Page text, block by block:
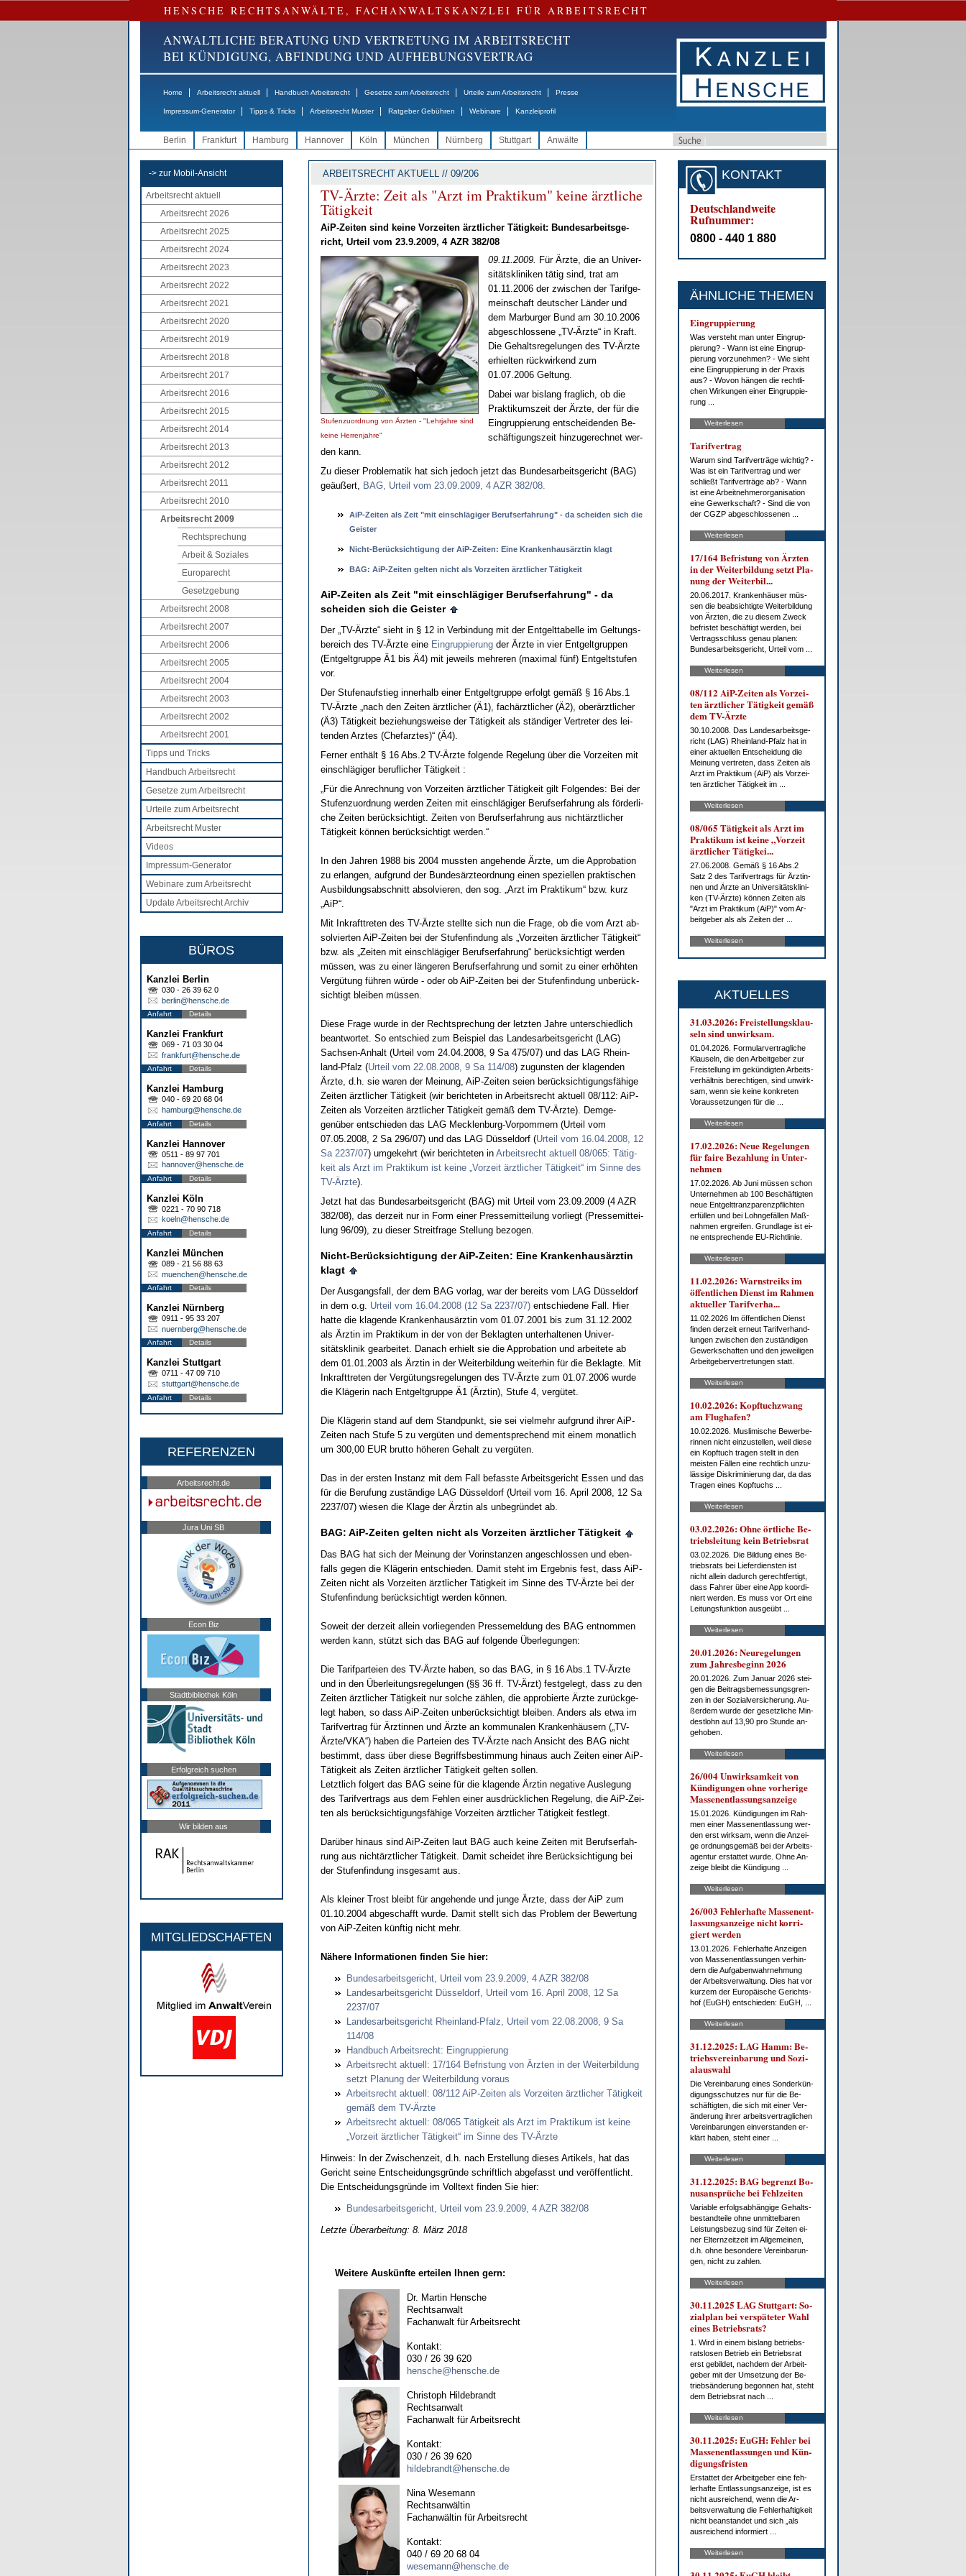
HENSCHE RECHTSANWÄLTE, FACHANWALTSKANZLEI FÜR ARBEITSRECHT
ANWALTLICHE BERATUNG UND VERTRETUNG IM ARBEITSRECHT
BEI KÜNDIGUNG, ABFINDUNG UND AUFHEBUNGSVERTRAG
Home Arbeitsrecht aktuell Handbuch Arbeitsrecht Gesetze zum Arbeitsrecht Urteile zum Arbeitsrecht Presse
Impressum-Generator Tipps & Tricks Arbeitsrecht Muster Ratgeber Gebühren Webinare Kanzleiprofil
Berlin Frankfurt Hamburg Hannover Köln München Nürnberg Stuttgart Anwälte
-> zur Mobil-Ansicht
Arbeitsrecht aktuell
Arbeitsrecht 2026
Arbeitsrecht 2025
Arbeitsrecht 2024
Arbeitsrecht 2023
Arbeitsrecht 2022
Arbeitsrecht 2021
Arbeitsrecht 2020
Arbeitsrecht 2019
Arbeitsrecht 2018
Arbeitsrecht 2017
Arbeitsrecht 2016
Arbeitsrecht 2015
Arbeitsrecht 2014
Arbeitsrecht 2013
Arbeitsrecht 2012
Arbeitsrecht 2011
Arbeitsrecht 2010
Arbeitsrecht 2009
Rechtsprechung
Arbeit & Soziales
Europarecht
Gesetzgebung
Arbeitsrecht 2008
Arbeitsrecht 2007
Arbeitsrecht 2006
Arbeitsrecht 2005
Arbeitsrecht 2004
Arbeitsrecht 2003
Arbeitsrecht 2002
Arbeitsrecht 2001
Tipps und Tricks
Handbuch Arbeitsrecht
Gesetze zum Arbeitsrecht
Urteile zum Arbeitsrecht
Arbeitsrecht Muster
Videos
Impressum-Generator
Webinare zum Arbeitsrecht
Update Arbeitsrecht Archiv
BÜROS
Kanzlei Berlin
030 - 26 39 62 0
berlin@hensche.de
Anfahrt Details
Kanzlei Frankfurt
069 - 71 03 30 04
frankfurt@hensche.de
Anfahrt Details
Kanzlei Hamburg
040 - 69 20 68 04
hamburg@hensche.de
Anfahrt Details
Kanzlei Hannover
0511 - 89 97 701
hannover@hensche.de
Anfahrt Details
Kanzlei Köln
0221 - 70 90 718
koeln@hensche.de
Anfahrt Details
Kanzlei München
089 - 21 56 88 63
muenchen@hensche.de
Anfahrt Details
Kanzlei Nürnberg
0911 - 95 33 207
nuernberg@hensche.de
Anfahrt Details
Kanzlei Stuttgart
0711 - 47 09 710
stuttgart@hensche.de
Anfahrt Details
REFERENZEN
Arbeitsrecht.de
Jura Uni SB
Econ Biz
Stadtbibliothek Köln
Erfolgreich suchen
Wir bilden aus
MITGLIEDSCHAFTEN
ARBEITSRECHT AKTUELL // 09/206
TV-Ärz­te: Zeit als "Arzt im Prak­ti­kum" kei­ne ärzt­li­che
Tä­tig­keit
AiP-Zei­ten sind kei­ne Vor­zei­ten ärzt­li­cher Tä­tig­keit: Bun­des­ar­beits­ge­
richt, Ur­teil vom 23.9.2009, 4 AZR 382/08
Stu­fen­zu­ord­nung von Ärz­ten - "Lehr­jah­re sind
kei­ne Her­ren­jah­re"
09.11.2009. Für Ärz­te, die an Uni­ver­
si­täts­kli­ni­ken tä­tig sind, trat am
01.11.2006 der zwi­schen der Ta­rif­ge­
mein­schaft deut­scher Län­der und
dem Mar­bur­ger Bund am 30.10.2006
ab­ge­schlos­se­ne „TV-Ärz­te“ in Kraft.
Die Ge­halts­re­ge­lun­gen des TV-Ärz­te
er­hiel­ten rück­wir­kend zum
01.07.2006 Gel­tung.
Da­bei war bis­lang frag­lich, ob die
Prak­ti­kums­zeit der Ärz­te, der für die
Ein­grup­pie­rung ent­schei­den­den Be­
schäf­ti­gungs­zeit hin­zu­ge­rech­net wer­
den kann.
Zu die­ser Pro­ble­ma­tik hat sich je­doch jetzt das Bun­des­ar­beits­ge­richt (BAG)
ge­äu­ßert, BAG, Ur­teil vom 23.09.2009, 4 AZR 382/08.
AiP-Zei­ten als Zeit "mit ein­schlägi­ger Be­rufs­er­fah­rung" - da schei­den sich die
Geis­ter
Nicht-Berück­sich­ti­gung der AiP-Zei­ten: Ei­ne Kran­ken­hausärz­tin klagt
BAG: AiP-Zei­ten gel­ten nicht als Vor­zei­ten ärzt­li­cher Tätig­keit
AiP-Zei­ten als Zeit "mit ein­schlägi­ger Be­rufs­er­fah­rung" - da
schei­den sich die Geis­ter
Der „TV-Ärz­te“ sieht in § 12 in Ver­bin­dung mit der Ent­gelt­ta­bel­le im Gel­tungs­
be­reich des TV-Ärz­te ei­ne Ein­grup­pie­rungder Ärz­te in vier Ent­gelt­grup­pen
(Ent­gelt­grup­pe Ä1 bis Ä4) mit je­weils meh­re­ren (ma­xi­mal fünf) Ent­gelt­stu­fen
vor.
Der Stu­fen­auf­stieg in­ner­halb ei­ner Ent­gelt­grup­pe er­folgt gemäß § 16 Abs.1
TV-Ärz­te „nach den Zei­ten ärzt­li­cher (Ä1), fachärzt­li­cher (Ä2), oberärzt­li­cher
(Ä3) Tätig­keit be­zie­hungs­wei­se der Tätig­keit als ständi­ger Ver­tre­ter des lei­
ten­den Arz­tes (Chef­arz­tes)“ (Ä4).
Fer­ner enthält § 16 Abs.2 TV-Ärz­te fol­gen­de Re­ge­lung über die Vor­zei­ten mit
ein­schlägi­ger be­ruf­li­cher Tätig­keit :
„Für die An­rech­nung von Vor­zei­ten ärzt­li­cher Tätig­keit gilt Fol­gen­des: Bei der
Stu­fen­zu­ord­nung wer­den Zei­ten mit ein­schlägi­ger Be­rufs­er­fah­rung als förder­li­
che Zei­ten berück­sich­tigt. Zei­ten von Be­rufs­er­fah­rung aus nichtärzt­li­cher
Tätig­keit können berück­sich­tigt wer­den.“
In den Jah­ren 1988 bis 2004 muss­ten an­ge­hen­de Ärz­te, um die Ap­pro­ba­ti­on
zu er­lan­gen, auf­grund der Bun­desärz­te­ord­nung ei­nen spe­zi­el­len prak­ti­schen
Aus­bil­dungs­ab­schnitt ab­sol­vie­ren, den sog. „Arzt im Prak­ti­kum“ bzw. kurz
„AiP“.
Mit In­kraft­tre­ten des TV-Ärz­te stell­te sich nun die Fra­ge, ob die vom Arzt ab­
sol­vier­ten AiP-Zei­ten bei der Stu­fen­fin­dung als „Vor­zei­ten ärzt­li­cher Tätig­keit“
bzw. als „Zei­ten mit ein­schlägi­ger Be­rufs­er­fah­rung“ berück­sich­tigt wer­den
müssen, was zu ei­ner länge­ren Be­rufs­er­fah­rung und so­mit zu ei­ner erhöhten
Vergütung führen würde - oder ob AiP-Zei­ten bei der Stu­fen­fin­dung un­berück­
sich­tigt blei­ben müssen.
Die­se Fra­ge wur­de in der Recht­spre­chung der letz­ten Jah­re un­ter­schied­lich
be­ant­wor­tet. So ent­schied zum Bei­spiel das Lan­des­ar­beits­ge­richt (LAG)
Sach­sen-An­halt (Ur­teil vom 24.04.2008, 9 Sa 475/07) und das LAG Rhein­
land-Pfalz (Ur­teil vom 22.08.2008, 9 Sa 114/08) zu­guns­ten der kla­gen­den
Ärz­te, d.h. sie wa­ren der Mei­nung, AiP-Zei­ten sei­en berück­sich­ti­gungsfähi­ge
Zei­ten ärzt­li­cher Tätig­keit (wir be­rich­te­ten in Ar­beits­recht ak­tu­ell 08/112: AiP-
Zei­ten als Vor­zei­ten ärzt­li­cher Tätig­keit gemäß dem TV-Ärz­te). Dem­ge­
genüber ent­schie­den das LAG Meck­len­burg-Vor­pom­mern (Ur­teil vom
07.05.2008, 2 Sa 296/07) und das LAG Düssel­dorf (Ur­teil vom 16.04.2008, 12
Sa 2237/07) um­ge­kehrt (wir be­rich­te­ten in Ar­beits­recht ak­tu­ell 08/065: Tätig­
keit als Arzt im Prak­ti­kum ist kei­ne „Vor­zeit ärzt­li­cher Tätig­keit“ im Sin­ne des
TV-Ärz­te).
Jetzt hat das Bun­des­ar­beits­ge­richt (BAG) mit Ur­teil vom 23.09.2009 (4 AZR
382/08), das der­zeit nur in Form ei­ner Pres­se­mit­tei­lung vor­liegt (Pres­se­mit­tei­
lung 96/09), zu die­ser Streit­fra­ge Stel­lung be­zo­gen.
Nicht-Berück­sich­ti­gung der AiP-Zei­ten: Ei­ne Kran­ken­hausärz­tin
klagt
Der Aus­gangs­fall, der dem BAG vor­lag, war der be­reits vom LAG Düssel­dorf
in dem o.g. Ur­teil vom 16.04.2008 (12 Sa 2237/07)ent­schie­de­ne Fall. Hier
hat­te die kla­gen­de Kran­ken­hausärz­tin vom 01.07.2001 bis zum 31.12.2002
als Ärz­tin im Prak­ti­kum in der von der Be­klag­ten un­ter­hal­te­nen Uni­ver­
sitätskli­nik ge­ar­bei­tet. Da­nach er­hielt sie die Ap­pro­ba­ti­on und ar­bei­te­te ab
dem 01.01.2003 als Ärz­tin in der Wei­ter­bil­dung wei­ter­hin für die Be­klag­te. Mit
In­kraft­tre­ten der Vergütungs­re­ge­lun­gen des TV-Ärz­te zum 01.07.2006 wur­de
die Kläge­rin nach Ent­gelt­grup­pe Ä1 (Ärz­tin), Stu­fe 4, vergütet.
Die Kläge­rin stand auf dem Stand­punkt, sie sei viel­mehr auf­grund ih­rer AiP-
Zei­ten nach Stu­fe 5 zu vergüten und dem­ent­spre­chend mit ei­nem mo­nat­lich
um 300,00 EUR brut­to höhe­ren Ge­halt zu vergüten.
Das in der ers­ten In­stanz mit dem Fall be­fass­te Ar­beits­ge­richt Es­sen und das
für die Be­ru­fung zuständi­ge LAG Düssel­dorf (Ur­teil vom 16. April 2008, 12 Sa
2237/07) wie­sen die Kla­ge der Ärz­tin als un­be­gründet ab.
BAG: AiP-Zei­ten gel­ten nicht als Vor­zei­ten ärzt­li­cher Tätig­keit
Das BAG hat sich der Mei­nung der Vor­in­stan­zen an­ge­schlos­sen und eben­
falls ge­gen die Kläge­rin ent­schie­den. Da­mit steht im Er­geb­nis fest, dass AiP-
Zei­ten nicht als Vor­zei­ten ärzt­li­cher Tätig­keit im Sin­ne des TV-Ärz­te bei der
Stu­fen­fin­dung berück­sich­tigt wer­den können.
So­weit der der­zeit al­lein vor­lie­gen­den Pres­se­mel­dung des BAG ent­nom­men
wer­den kann, stützt sich das BAG auf fol­gen­de Über­le­gun­gen:
Die Ta­rif­par­tei­en des TV-Ärz­te ha­ben, so das BAG, in § 16 Abs.1 TV-Ärz­te
und in den Über­lei­tungs­re­ge­lun­gen (§§ 36 ff. TV-Ärzt) fest­ge­legt, dass zu den
Zei­ten ärzt­li­cher Tätig­keit nur sol­che zählen, die ap­pro­bier­te Ärz­te zurück­ge­
legt ha­ben, so dass AiP-Zei­ten un­berück­sich­tigt blei­ben. An­ders als et­wa im
Ta­rif­ver­trag für Ärz­tin­nen und Ärz­te an kom­mu­na­len Kran­kenhäusern („TV-
Ärz­te/VKA“) ha­ben die Par­tei­en des TV-Ärz­te nach An­sicht des BAG nicht
be­stimmt, dass über die­se Be­griffs­be­stim­mung hin­aus auch Zei­ten ei­ner AiP-
Tätig­keit als Zei­ten ärzt­li­cher Tätig­keit gel­ten sol­len.
Letzt­lich fol­gert das BAG sei­ne für die kla­gen­de Ärz­tin ne­ga­ti­ve Aus­le­gung
des Ta­rif­ver­trags aus dem Feh­len ei­ner aus­drück­li­chen Re­ge­lung, die AiP-Zei­
ten als berück­sich­ti­gungsfähi­ge Vor­zei­ten ärzt­li­cher Tätig­keit fest­legt.
Darüber hin­aus sind AiP-Zei­ten laut BAG auch kei­ne Zei­ten mit Be­rufs­er­fah­
rung aus nichtärzt­li­cher Tätig­keit. Da­mit schei­det ih­re Berück­sich­ti­gung bei
der Stu­fen­fin­dung ins­ge­samt aus.
Als klei­ner Trost bleibt für an­ge­hen­de und jun­ge Ärz­te, dass der AiP zum
01.10.2004 ab­ge­schafft wur­de. Da­mit stellt sich das Pro­blem der Be­wer­tung
von AiP-Zei­ten künf­tig nicht mehr.
Nähe­re In­for­ma­tio­nen fin­den Sie hier:
Bun­des­ar­beits­ge­richt, Ur­teil vom 23.9.2009, 4 AZR 382/08
Lan­des­ar­beits­ge­richt Düssel­dorf, Ur­teil vom 16. April 2008, 12 Sa
2237/07
Lan­des­ar­beits­ge­richt Rhein­land-Pfalz, Ur­teil vom 22.08.2008, 9 Sa
114/08
Hand­buch Ar­beits­recht: Ein­grup­pie­rung
Ar­beits­recht ak­tu­ell: 17/164 Be­fris­tung von Ärz­ten in der Wei­ter­bil­dung
setzt Pla­nung der Wei­ter­bil­dung vor­aus
Ar­beits­recht ak­tu­ell: 08/112 AiP-Zei­ten als Vor­zei­ten ärzt­li­cher Tätig­keit
gemäß dem TV-Ärz­te
Ar­beits­recht ak­tu­ell: 08/065 Tätig­keit als Arzt im Prak­ti­kum ist kei­ne
„Vor­zeit ärzt­li­cher Tätig­keit“ im Sin­ne des TV-Ärz­te
Hin­weis: In der Zwi­schen­zeit, d.h. nach Er­stel­lung die­ses Ar­ti­kels, hat das
Ge­richt sei­ne Ent­schei­dungs­gründe schrift­lich ab­ge­fasst und veröffent­licht.
Die Ent­schei­dungs­gründe im Voll­text fin­den Sie hier:
Bun­des­ar­beits­ge­richt, Ur­teil vom 23.9.2009, 4 AZR 382/08
Letzte Überarbeitung: 8. März 2018
Weitere Auskünfte erteilen Ihnen gern:
Dr. Martin Hensche
Rechtsanwalt
Fachanwalt für Arbeitsrecht
Kontakt:
030 / 26 39 620
hensche@hensche.de
Christoph Hildebrandt
Rechtsanwalt
Fachanwalt für Arbeitsrecht
Kontakt:
030 / 26 39 620
hildebrandt@hensche.de
Nina Wesemann
Rechtsanwältin
Fachanwältin für Arbeitsrecht
Kontakt:
040 / 69 20 68 04
wesemann@hensche.de
KONTAKT
Deutschlandweite
Rufnummer:
0800 - 440 1 880
ÄHNLICHE THEMEN
Ein­grup­pie­rung
Was ver­steht man un­ter Ein­grup­
pie­rung? - Wann ist ei­ne Ein­grup­
pie­rung vor­zu­neh­men? - Wie sieht
ei­ne Ein­grup­pie­rung in der Pra­xis
aus? - Wo­von hän­gen die recht­li­
chen Wir­kun­gen ei­ner Ein­grup­pie­
rung ...
Weiterlesen
Ta­rif­ver­trag
War­um sind Ta­rif­ver­trä­ge wich­tig? -
Was ist ein Ta­rif­ver­trag und wer
schließt Ta­rif­ver­trä­ge ab? - Wann
ist ei­ne Ar­beit­neh­mer­or­ga­ni­sa­ti­on
ei­ne Ge­werk­schaft? - Sind die von
der CG­ZP ab­ge­schlos­se­nen ...
Weiterlesen
17/164 Be­fris­tung von Ärz­ten
in der Wei­ter­bil­dung setzt Pla­
nung der Wei­ter­bil...
20.06.2017. Kran­ken­häu­ser müs­
sen die be­ab­sich­tig­te Wei­ter­bil­dung
von Ärz­ten, die zu die­sem Zweck
be­fris­tet be­schäf­tigt wer­den, bei
Ver­trags­schluss ge­nau pla­nen:
Bun­des­ar­beits­ge­richt, Ur­teil vom ...
Weiterlesen
08/112 AiP-Zei­ten als Vor­zei­
ten ärzt­li­cher Tä­tig­keit ge­mäß
dem TV-Ärz­te
30.10.2008. Das Lan­des­ar­beits­ge­
richt (LAG) Rhein­land-Pfalz hat in
ei­ner ak­tu­el­len Ent­schei­dung die
Mei­nung ver­tre­ten, dass Zei­ten als
Arzt im Prak­ti­kum (AiP) als Vor­zei­
ten ärzt­li­cher Tä­tig­keit im ...
Weiterlesen
08/065 Tä­tig­keit als Arzt im
Prak­ti­kum ist kei­ne „Vor­zeit
ärzt­li­cher Tä­tig­kei...
27.06.2008. Ge­mäß § 16 Abs.2
Satz 2 des Ta­rif­ver­trags für Ärz­tin­
nen und Ärz­te an Uni­ver­si­täts­kli­ni­
ken (TV-Ärz­te) kön­nen Zei­ten als
"Arzt im Prak­ti­kum (AiP)" vom Ar­
beit­ge­ber als als Zei­ten der ...
Weiterlesen
AKTUELLES
31.03.2026: Frei­stel­lungs­klau­
seln sind un­wirk­sam.
01.04.2026. For­mu­lar­ver­trag­li­che
Klau­seln, die den Ar­beit­ge­ber zur
Frei­stel­lung im ge­kün­dig­ten Ar­beits­
ver­hält­nis be­rech­ti­gen, sind un­wirk­
sam, wenn sie kei­ne kon­kre­ten
Vor­aus­set­zun­gen für die ...
Weiterlesen
17.02.2026: Neue Re­ge­lun­gen
für fai­re Be­zah­lung in Un­ter­
neh­men
17.02.2026. Ab Ju­ni müs­sen schon
Un­ter­neh­men ab 100 Be­schäf­tig­ten
neue Ent­gelt­tranz­pa­renz­pflich­ten
er­fül­len und bei Lohn­ge­fäl­len Maß­
nah­men er­grei­fen. Grund­la­ge ist ei­
ne ent­spre­chen­de EU-Richt­li­nie.
Weiterlesen
11.02.2026: Warn­streiks im
öf­fent­li­chen Dienst im Rah­men
ak­tu­el­ler Ta­rif­ver­ha...
11.02.2026 Im öf­fent­li­chen Dienst
fin­den der­zeit er­neut Ta­rif­ver­hand­
lun­gen zwi­schen den zu­stän­di­gen
Ge­werk­schaf­ten und den je­wei­li­gen
Ar­beit­ge­ber­ver­tre­tun­gen statt.
Weiterlesen
10.02.2026: Kopf­tuch­zwang
am Flug­ha­fen?
10.02.2026. Mus­li­mi­sche Be­wer­be­
rin­nen nicht ein­zu­stel­len, weil die­se
ein Kopf­tuch tra­gen stellt in den
meis­ten Fäl­len ei­ne recht­lich un­zu­
läs­si­ge Dis­kri­mi­nie­rung dar, da das
Tra­gen ei­nes Kopf­tuchs ...
Weiterlesen
03.02.2026: Oh­ne ört­li­che Be­
triebs­lei­tung kein Be­triebs­rat
03.02.2026. Die Bil­dung ei­nes Be­
triebs­rats bei Lie­fer­diens­ten ist
nicht al­lein da­durch ge­recht­fer­tigt,
dass Fah­rer über ei­ne App ko­or­di­
niert wer­den. Es muss vor Ort ei­ne
Lei­tungs­funk­ti­on aus­ge­übt ...
Weiterlesen
20.01.2026: Neu­re­ge­lun­gen
zum Jah­res­be­ginn 2026
20.01.2026. Zum Ja­nu­ar 2026 stei­
gen die Bei­trags­be­mes­sungs­gren­
zen in der So­zi­al­ver­si­che­rung. Au­
ßer­dem wur­de der ge­setz­li­che Min­
dest­lohn auf 13,90 pro St­un­de an­
ge­ho­ben.
Weiterlesen
26/004 Un­wirk­sam­keit von
Kün­di­gun­gen oh­ne vor­he­ri­ge
Mas­sen­ent­las­sungs­an­zei­ge
15.01.2026. Kün­di­gun­gen im Rah­
men ei­ner Mas­sen­ent­las­sung wer­
den erst wirk­sam, wenn die An­zei­
ge ord­nungs­ge­mäß bei der Ar­beits­
agen­tur er­stat­tet wur­de. Oh­ne An­
zei­ge bleibt die Kün­di­gung ...
Weiterlesen
26/003 Feh­ler­haf­te Mas­sen­ent­
las­sungs­an­zei­ge nicht kor­ri­
giert wer­den
13.01.2026. Feh­ler­haf­te An­zei­gen
von Mas­sen­ent­las­sun­gen ver­hin­
dern die Auf­ga­ben­wahr­neh­mung
der Ar­beits­ver­wal­tung. Dies hat vor
kur­zem der Eu­ro­päi­sche Ge­richts­
hof (EuGH) ent­schie­den: EuGH, ...
Weiterlesen
31.12.2025: LAG Hamm: Be­
triebs­ver­ein­ba­rung und So­zi­
al­aus­wahl
Die Ver­ein­ba­rung ei­nes Son­der­kün­
di­gungs­schut­zes nur für die Be­
schäf­tig­ten, die sich mit ei­ner Ver­
än­de­rung ih­rer ar­beits­ver­trag­li­chen
Ver­ein­ba­run­gen ein­ver­stan­den er­
klärt ha­ben, steht ei­ner ...
Weiterlesen
31.12.2025: BAG be­grenzt Bo­
nus­an­sprü­che bei Fehl­zei­ten
Va­ria­ble er­folgs­ab­hän­gi­ge Ge­halts­
be­stand­tei­le oh­ne un­mit­tel­ba­ren
Leis­tungs­be­zug sind für Zei­ten ei­
ner El­tern­zeit­zeit im All­ge­mei­nen,
d.h. oh­ne be­son­de­re Ver­ein­ba­run­
gen, nicht zu zah­len.
Weiterlesen
30.11.2025 LAG Stutt­gart: So­
zi­al­plan bei ver­spä­te­ter Wahl
ei­nes Be­triebs­rats?
1. Wird in ei­nem bis­lang be­triebs­
rats­lo­sen Be­trieb ein Be­triebs­rat
erst ge­bil­det, nach­dem der Ar­beit­
ge­ber mit der Um­set­zung der Be­
trieb­s­än­de­rung be­gon­nen hat, steht
dem Be­triebs­rat nach ...
Weiterlesen
30.11.2025: EuGH: Feh­ler bei
Mas­sen­ent­las­sun­gen und Kün­
di­gungs­fris­ten
Er­stat­tet der Ar­beit­ge­ber ei­ne feh­
ler­haf­te Ent­las­sungs­an­zei­ge, ist es
nicht aus­rei­chend, wenn die Ar­
beits­ver­wal­tung die Feh­ler­haf­tig­keit
nicht be­an­stan­det und sich „als
aus­rei­chend in­for­miert ...
Weiterlesen